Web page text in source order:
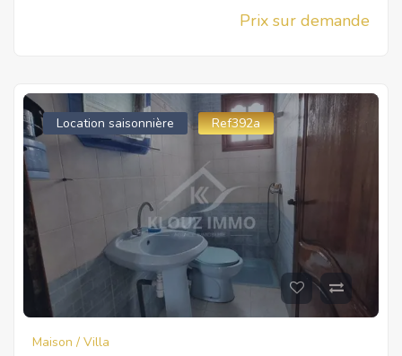
Prix sur demande
Location saisonnière Ref392a
Maison / Villa